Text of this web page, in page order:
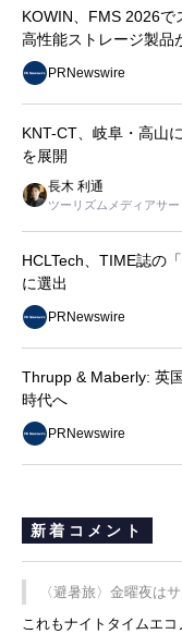
KOWIN、FMS 2026で
高性能ストレージ製品
PRNewswire
KNT-CT、岐阜・高山
を展開
長木 利通
ツーリズムメディアサ
HCLTech、TIME誌の
に選出
PRNewswire
Thrupp & Maberly: 英
時代へ
PRNewswire
新着コメント
〈避暑旅〉金曜夜は
これもナイトタイムエ